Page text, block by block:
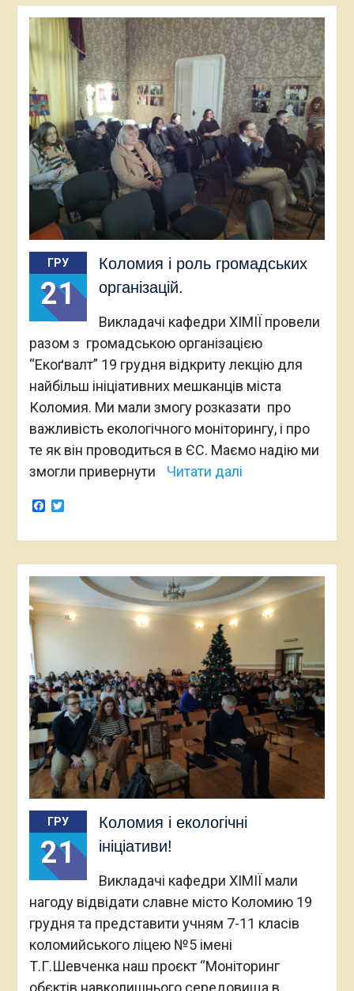
ГРУ
21
Коломия і роль громадських
організацій.
Викладачі кафедри ХІМІЇ провели
разом з громадською організацією
“Екоґвалт” 19 грудня відкриту лекцію для
найбільш ініціативних мешканців міста
Коломия. Ми мали змогу розказати про
важливість екологічного моніторингу, і про
те як він проводиться в ЄС. Маємо надію ми
змогли привернути
Читати далі
Facebook
Twitter
ГРУ
21
Коломия і екологічні
ініціативи!
Викладачі кафедри ХІМІЇ мали
нагоду відвідати славне місто Коломию 19
грудня та представити учням 7-11 класів
коломийського ліцею №5 імені
Т.Г.Шевченка наш проєкт “Моніторинг
обєктів навколишнього середовища в